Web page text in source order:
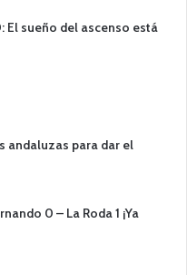
El sueño del ascenso está
andaluzas para dar el
0 – La Roda 1 ¡Ya